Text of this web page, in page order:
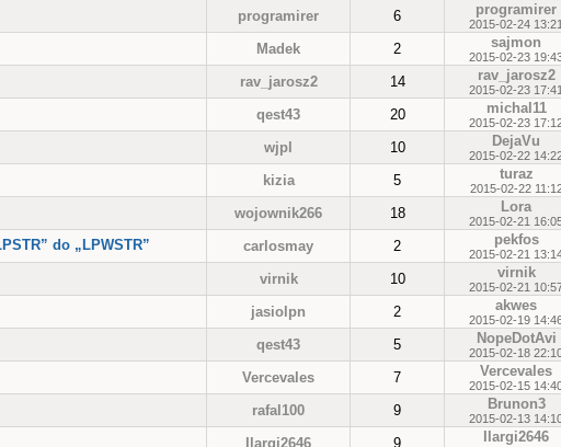
programirer 6 programirer
2015-02-24 13:21
Madek 2 sajmon
2015-02-23
rav_jarosz2 14 rav_jarosz2
2015-02-23 17:41
qest43 20 michal11
2015-02-23
wjpl 10 DejaVu
2015-02-22
kizia 5 turaz
2015-02-22
wojownik266 18 Lora
2015-02-21
do „LPWSTR” carlosmay 2 pekfos
2015-02-21
virnik 10 virnik
2015-02-21
jasiolpn 2 akwes
2015-02-19
qest43 5 NopeDotAvi
2015-02-18
Vercevales 7 Vercevales
2015-02-15
rafal100 9 Brunon3
2015-02-13
Ilargi2646 9 Ilargi2646